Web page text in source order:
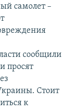
самолет –
сообщили
просят
Стоит
к